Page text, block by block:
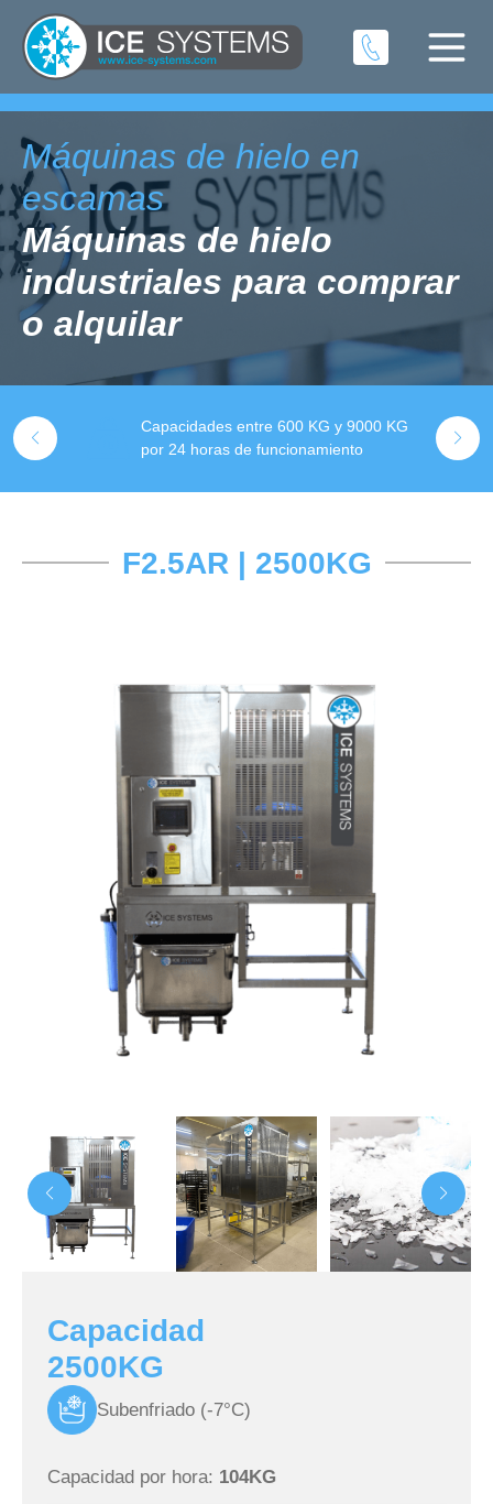
Máquinas de hielo en
escamas
Máquinas de hielo
industriales para comprar
o alquilar
Capacidades entre 600 KG y 9000 KG
por 24 horas de funcionamiento
F2.5AR | 2500KG
Capacidad
2500KG
Subenfriado (-7°C)
Capacidad por hora: 104KG